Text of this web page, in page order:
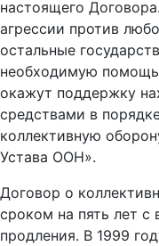
настоящего
агрессии против
остальные
необходимую
окажут поддержку
средствами в
коллективную
Устава ООН».
Договор о
сроком на пять лет
продления. В 1999